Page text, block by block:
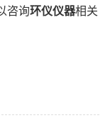
咨询环仪仪器相关